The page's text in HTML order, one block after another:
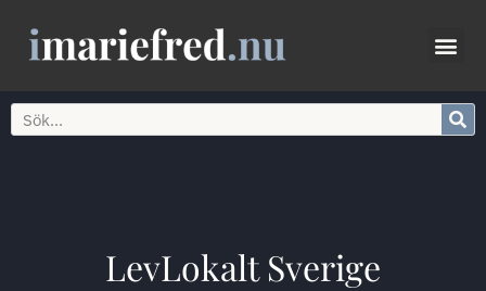
LevLokalt Sverige